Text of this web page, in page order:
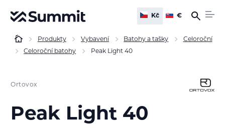
Kč €
Produkty Vybavení Batohy a tašky
Celoroční
Celoroční batohy
Peak Light 40
Ortovox
Peak Light 40